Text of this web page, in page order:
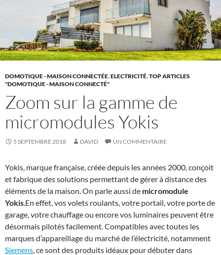
DOMOTIQUE - MAISON CONNECTÉE,ELECTRICITÉ,TOP ARTICLES
"DOMOTIQUE - MAISON CONNECTÉ"
Zoom sur la gamme de
micromodules Yokis
5 SEPTEMBRE 2018 DAVID UN COMMENTAIRE
Yokis, marque française, créée depuis les années 2000, conçoit
et fabrique des solutions permettant de gérer à distance des
éléments de la maison. On parle aussi de micromodule
Yokis.En effet, vos volets roulants, votre portail, votre porte de
garage, votre chauffage ou encore vos luminaires peuvent être
désormais pilotés facilement. Compatibles avec toutes les
marques d’appareillage du marché de l’électricité, notamment
Siemens, ce sont des produits idéaux pour débuter dans